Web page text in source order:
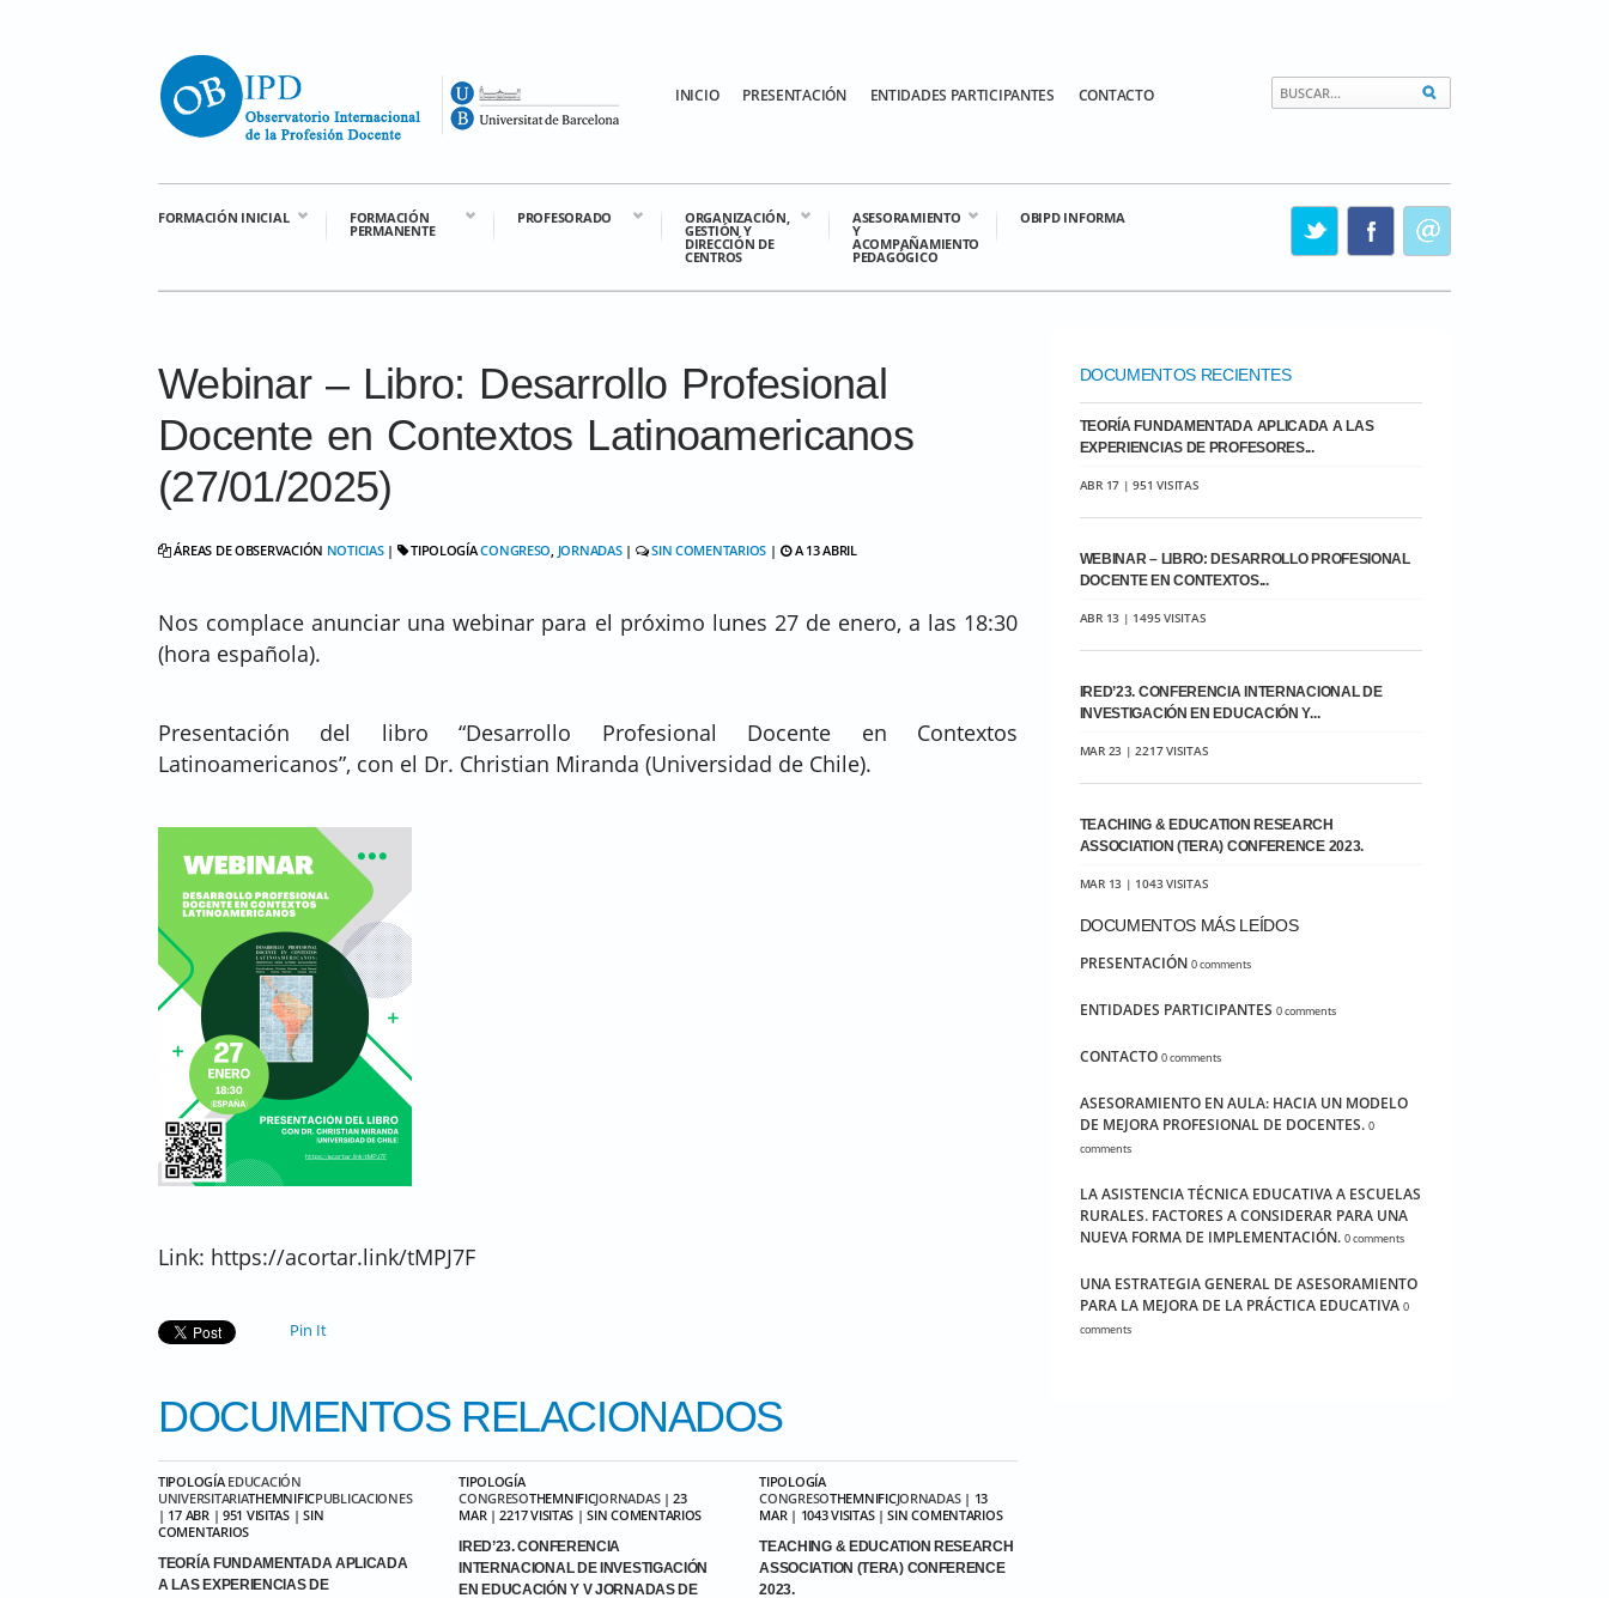
INICIO PRESENTACIÓN ENTIDADES PARTICIPANTES CONTACTO
FORMACIÓN INICIAL FORMACIÓN
PERMANENTE
PROFESORADO ORGANIZACIÓN,
GESTIÓN Y
DIRECCIÓN DE
CENTROS
ASESORAMIENTO
Y
ACOMPAÑAMIENTO
PEDAGÓGICO
OBIPD INFORMA
Webinar – Libro: Desarrollo Profesional
Docente en Contextos Latinoamericanos
(27/01/2025)
ÁREAS DE OBSERVACIÓN NOTICIAS| TIPOLOGÍACONGRESO, JORNADAS| SIN COMENTARIOS | A 13 ABRIL
Nos complace anunciar una webinar para el próximo lunes 27 de enero, a las 18:30
(hora española).
Presentación del libro “Desarrollo Profesional Docente en Contextos
Latinoamericanos”, con el Dr. Christian Miranda (Universidad de Chile).
Link: https://acortar.link/tMPJ7F
Pin It
DOCUMENTOSRELACIONADOS
TIPOLOGÍA EDUCACIÓN
UNIVERSITARIATHEMNIFICPUBLICACIONES
| 17 ABR | 951 VISITAS | SIN
COMENTARIOS
TEORÍA FUNDAMENTADA APLICADA
A LAS EXPERIENCIAS DE
TIPOLOGÍA
CONGRESOTHEMNIFICJORNADAS| 23
MAR | 2217 VISITAS | SIN COMENTARIOS
IRED’23. CONFERENCIA
INTERNACIONAL DE INVESTIGACIÓN
EN EDUCACIÓN Y V JORNADAS DE
TIPOLOGÍA
CONGRESOTHEMNIFICJORNADAS| 13
MAR | 1043 VISITAS | SIN COMENTARIOS
TEACHING & EDUCATION RESEARCH
ASSOCIATION (TERA) CONFERENCE
2023.
DOCUMENTOS RECIENTES
TEORÍA FUNDAMENTADA APLICADA A LAS
EXPERIENCIAS DE PROFESORES...
ABR 17 | 951 VISITAS
WEBINAR – LIBRO: DESARROLLO PROFESIONAL
DOCENTE EN CONTEXTOS...
ABR 13 | 1495 VISITAS
IRED’23. CONFERENCIA INTERNACIONAL DE
INVESTIGACIÓN EN EDUCACIÓN Y...
MAR 23 | 2217 VISITAS
TEACHING & EDUCATION RESEARCH
ASSOCIATION (TERA) CONFERENCE 2023.
MAR 13 | 1043 VISITAS
DOCUMENTOS MÁS LEÍDOS
PRESENTACIÓN 0 comments
ENTIDADES PARTICIPANTES 0 comments
CONTACTO 0 comments
ASESORAMIENTO EN AULA: HACIA UN MODELO
DE MEJORA PROFESIONAL DE DOCENTES. 0
comments
LA ASISTENCIA TÉCNICA EDUCATIVA A ESCUELAS
RURALES. FACTORES A CONSIDERAR PARA UNA
NUEVA FORMA DE IMPLEMENTACIÓN. 0 comments
UNA ESTRATEGIA GENERAL DE ASESORAMIENTO
PARA LA MEJORA DE LA PRÁCTICA EDUCATIVA 0
comments